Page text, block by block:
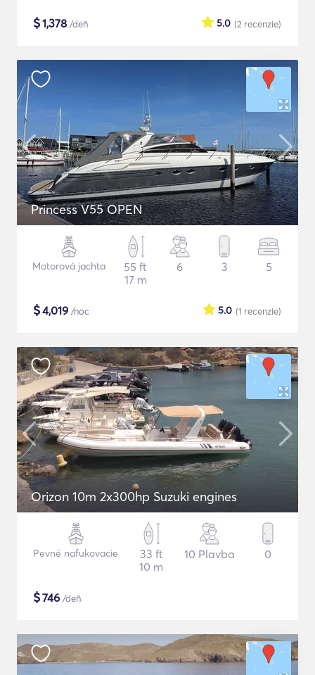
$1,378 /deň (2 recenzie)
5.0
Princess V55 OPEN
Motorová jachta
55 ft
17 m
6 3 5
$4,019 /noc (1 recenzie)
5.0
Orizon 10m 2x300hp Suzuki engines
Pevné nafukovacie
33 ft
10 m
10 Plavba 0
$746 /deň